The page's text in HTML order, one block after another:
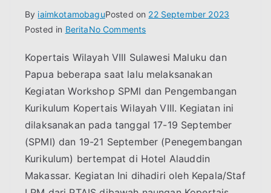
By iaimkotamobaguPosted on 22 September 2023
Posted in BeritaNo Commentson
Workshop
SPMI
dan
Pengembangan
Kurikulum
Kopertais Wilayah VIII Sulawesi Maluku dan
Papua beberapa saat lalu melaksanakan
Kegiatan Workshop SPMI dan Pengembangan
Kurikulum Kopertais Wilayah VIII. Kegiatan ini
dilaksanakan pada tanggal 17-19 September
(SPMI) dan 19-21 September (Penegembangan
Kurikulum) bertempat di Hotel Alauddin
Makassar. Kegiatan Ini dihadiri oleh Kepala/Staf